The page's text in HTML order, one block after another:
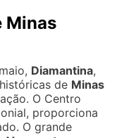
Minas
Diamantina,
de Minas
O Centro
proporciona
O grande